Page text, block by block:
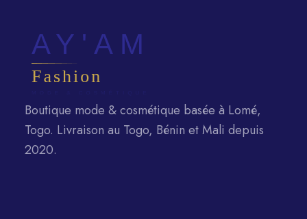
Boutique mode & cosmétique basée à Lomé,
Togo. Livraison au Togo, Bénin et Mali depuis
2020.